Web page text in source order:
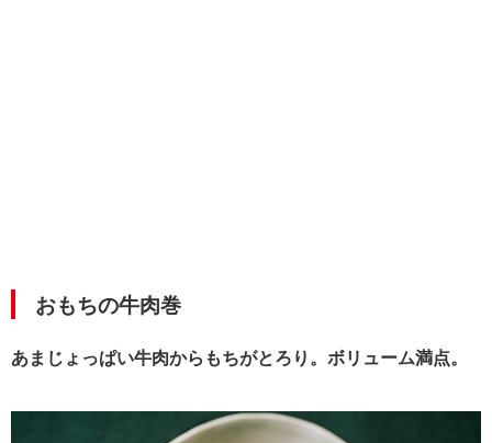
おもちの牛肉巻
あまじょっぱい牛肉からもちがとろり。ボリューム満点。